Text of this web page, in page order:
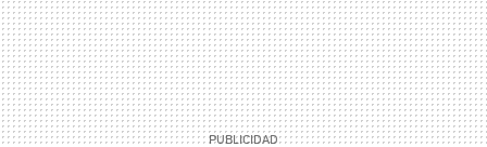
MAIL